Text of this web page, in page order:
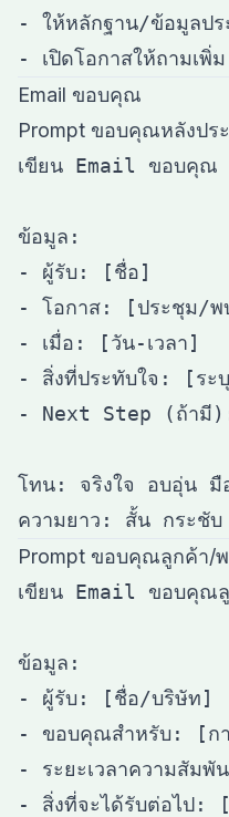
- ให้หลักฐาน/ข้อมูลปร
Email ขอบคุณ
Prompt ขอบคุณหลังปร
เขียน Email ขอบคุณ
ข้อมูล:
- ผู้รับ: [ชื่อ]
- โอกาส: [ประชุม/พ
- เมื่อ: [วัน-เวลา]
- สิ่งที่ประทับใจ: [ระ
- Next Step (ถ้ามี
โทน: จริงใจ อบอุ่น มื
Prompt ขอบคุณลูกค้า/พ
เขียน Email ขอบคุณ
ข้อมูล:
- ผู้รับ: [ชื่อ/บริษัท]
- ขอบคุณสำหรับ: [กา
- ระยะเวลาความสัม
- สิ่งที่จะได้รับต่อไป: